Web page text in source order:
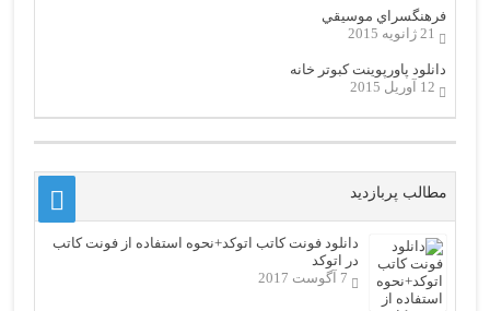
فرهنگسراي موسيقي
21 ژانویه 2015
دانلود پاورپوینت کبوتر خانه
12 آوریل 2015
مطالب پربازدید
دانلود فونت کاتب اتوکد+نحوه استفاده از فونت کاتب
در اتوکد
7 آگوست 2017